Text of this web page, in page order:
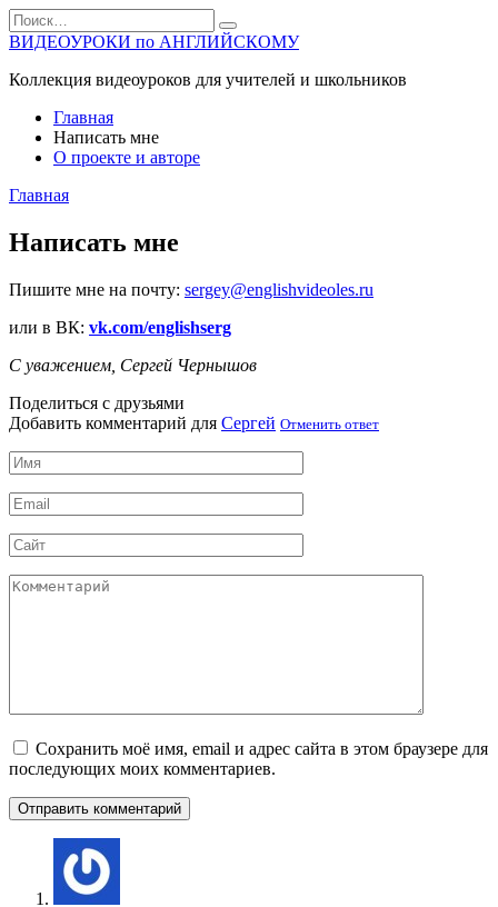
Перейти
к
содержанию
Search
for:
ВИДЕОУРОКИ по АНГЛИЙСКОМУ
Коллекция видеоуроков для учителей и школьников
Главная
Написать мне
О проекте и авторе
Главная
Написать мне
Пишите мне на почту: sergey@englishvideoles.ru
или в ВК: vk.com/englishserg
С уважением, Сергей Чернышов
Поделиться с друзьями
Добавить комментарий для Сергей Отменить ответ
Имя
*
Email
*
Сайт
Комментарий
Сохранить моё имя, email и адрес сайта в этом браузере для
последующих моих комментариев.